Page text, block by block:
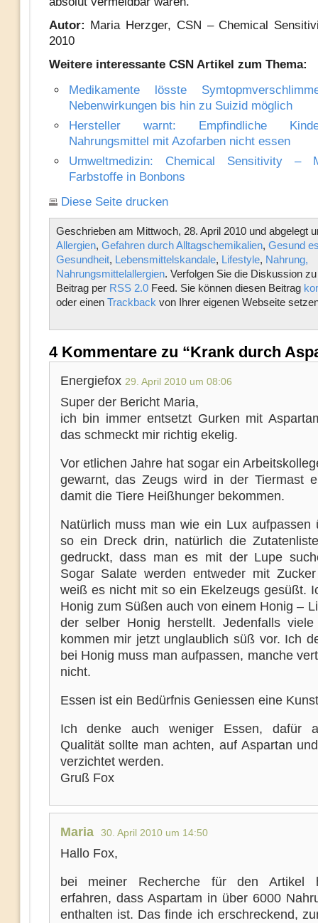
Autor: Maria Herzger, CSN – Chemical
2010
Weitere interessante CSN Artikel zum Thema:
Medikamente lösste
Nebenwirkungen bis hin zu Suizid möglich
Hersteller warnt: Empfindliche
Nahrungsmittel mit Azofarben nicht essen
Umweltmedizin: Chemical Sensitivity –
Farbstoffe in Bonbons
Diese Seite drucken
Geschrieben am Mittwoch, 28. April 2010 und abgelegt
Allergien, Gefahren durch Alltagschemikalien, Gesund
Gesundheit, Lebensmittelskandale, Lifestyle, Nahrung,
Nahrungsmittelallergien. Verfolgen Sie die Diskussion
Beitrag per RSS 2.0Feed. Sie können diesen Beitrag
oder einen Trackback von Ihrer eigenen Webseite
4 Kommentare zu “Krank durch
Energiefox 29. April 2010 um 08:06
Super der Bericht Maria,
ich bin immer entsetzt Gurken mit
das schmeckt mir richtig ekelig.
Vor etlichen Jahre hat sogar ein
gewarnt, das Zeugs wird in der Tiermast
damit die Tiere Heißhunger bekommen.
Natürlich muss man wie ein Lux aufpassen
so ein Dreck drin, natürlich die
gedruckt, dass man es mit der Lupe
Sogar Salate werden entweder mit
weiß es nicht mit so ein Ekelzeugs gesüßt.
Honig zum Süßen auch von einem Honig –
der selber Honig herstellt. Jedenfalls viele
kommen mir jetzt unglaublich süß vor. Ich
bei Honig muss man aufpassen, manche
nicht.
Essen ist ein Bedürfnis Geniessen eine Kunst
Ich denke auch weniger Essen, dafür
Qualität sollte man achten, auf Aspartan
verzichtet werden.
Gruß Fox
Maria 30. April 2010 um 14:50
Hallo Fox,
bei meiner Recherche für den Artikel
erfahren, dass Aspartam in über 6000
enthalten ist. Das finde ich erschreckend,